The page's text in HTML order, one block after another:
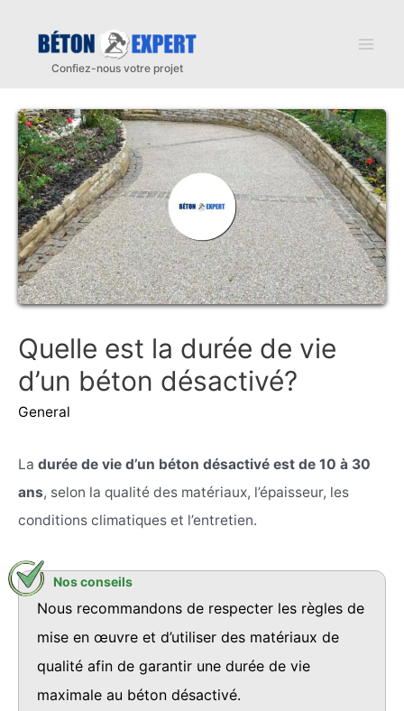
contenu
Quelle est la durée de vie
d’un béton désactivé?
General
La durée de vie d’un béton désactivé est de 10 à 30
ans, selon la qualité des matériaux, l’épaisseur, les
conditions climatiques et l’entretien.
Nous recommandons de respecter les règles de
mise en œuvre et d’utiliser des matériaux de
qualité afin de garantir une durée de vie
maximale au béton désactivé.